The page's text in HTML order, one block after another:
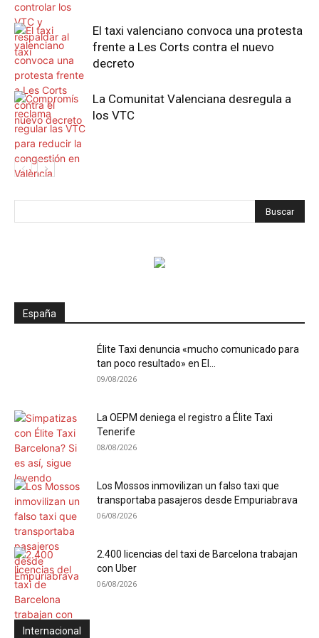
El taxi valenciano convoca una protesta
frente a Les Corts contra el nuevo
decreto
La Comunitat Valenciana desregula a
los VTC
España
Élite Taxi denuncia «mucho comunicado para
tan poco resultado» en El...
09/08/2026
La OEPM deniega el registro a Élite Taxi
Tenerife
08/08/2026
Los Mossos inmovilizan un falso taxi que
transportaba pasajeros desde Empuriabrava
06/08/2026
2.400 licencias del taxi de Barcelona trabajan
con Uber
06/08/2026
Internacional